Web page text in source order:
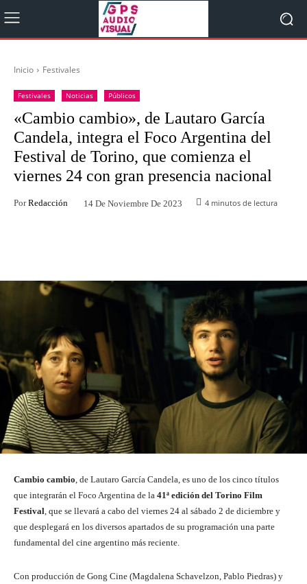
Inicio Festivales
Festivales Noticias Públicos
«Cambio cambio», de Lautaro García
Candela, integra el Foco Argentina del
Festival de Torino, que comienza el
viernes 24 con gran presencia nacional
Por Redacción 14 De Noviembre De 2023 4 minutos de lectura
Cambio cambio, de Lautaro García Candela, es uno de los cinco títulos
que integrarán el Foco Argentina de la 41ª edición del Torino Film
Festival, que se llevará a cabo del viernes 24 al sábado 2 de diciembre y
que desplegará en los diversos apartados de su programación una parte
fundamental del cine argentino más reciente.
Con producción de Gong Cine (Magdalena Schavelzon, Pablo Piedras) y